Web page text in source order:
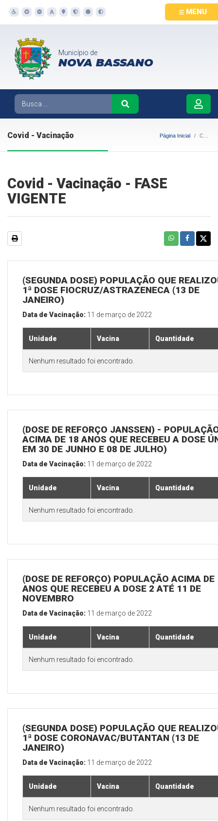
MENU
Município de
NOVA BASSANO
Covid - Vacinação Página Inicial Covid - Vacinação
Covid - Vacinação - FASE
VIGENTE
(SEGUNDA DOSE) POPULAÇÃO QUE
1ª DOSE FIOCRUZ/ASTRAZENECA (13 DE
JANEIRO)
Data de Vacinação: 11 de março de 2022
Unidade Vacina Quantidade
Nenhum resultado foi encontrado.
(DOSE DE REFORÇO JANSSEN) -
ACIMA DE 18 ANOS QUE RECEBEU A DOSE
EM 30 DE JUNHO E 08 DE JULHO)
Data de Vacinação: 11 de março de 2022
Unidade Vacina Quantidade
Nenhum resultado foi encontrado.
(DOSE DE REFORÇO) POPULAÇÃO ACIMA DE
ANOS QUE RECEBEU A DOSE 2 ATÉ 11 DE
NOVEMBRO
Data de Vacinação: 11 de março de 2022
Unidade Vacina Quantidade
Nenhum resultado foi encontrado.
(SEGUNDA DOSE) POPULAÇÃO QUE
1ª DOSE CORONAVAC/BUTANTAN (13 DE
JANEIRO)
Data de Vacinação: 11 de março de 2022
Unidade Vacina Quantidade
Nenhum resultado foi encontrado.